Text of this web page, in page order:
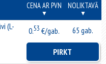
CENA AR PVN
▼
NOLIKTAVĀ
▼
(L-
0.53 €/gab. 65 gab.
PIRKT